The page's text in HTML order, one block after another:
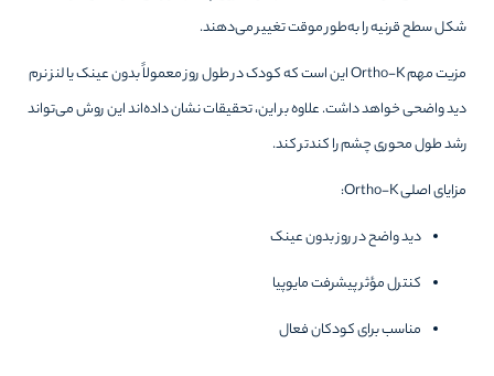
شکل سطح قرنیه را به‌طور موقت تغییر می‌دهند.
مزیت مهم Ortho-K این است که کودک در طول روز معمولاً بدون عینک یا لنز نرم
دید واضحی خواهد داشت. علاوه بر این، تحقیقات نشان داده‌اند این روش می‌تواند
رشد طول محوری چشم را کندتر کند.
مزایای اصلی Ortho-K:
دید واضح در روز بدون عینک
کنترل مؤثر پیشرفت مایوپیا
مناسب برای کودکان فعال